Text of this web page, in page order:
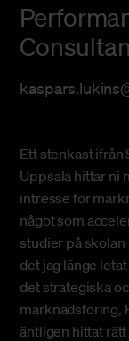
Ett stenkast ifrån
Uppsala hittar ni
intresse för
något som
studier på skolan
det jag länge
det strategiska
marknadsföring,
äntligen hittat